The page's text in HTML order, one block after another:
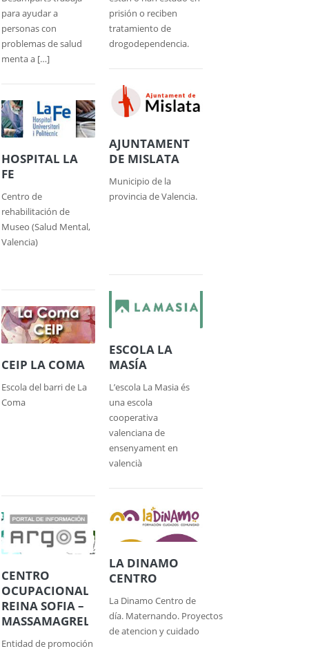
para ayudar a
personas con
problemas de salud
menta a […]
prisión o reciben
tratamiento de
drogodependencia.
AJUNTAMENT
DE MISLATA
Municipio de la
provincia de Valencia.
HOSPITAL LA
FE
Centro de
rehabilitación de
Museo (Salud Mental,
Valencia)
ESCOLA LA
MASÍA
L’escola La Masia és
una escola
cooperativa
valenciana de
ensenyament en
valencià
CEIP LA COMA
Escola del barri de La
Coma
LA DINAMO
CENTRO
La Dinamo Centro de
día. Maternando. Proyectos
de atencion y cuidado
CENTRO
OCUPACIONAL
REINA SOFIA –
MASSAMAGREL
Entidad de promoción